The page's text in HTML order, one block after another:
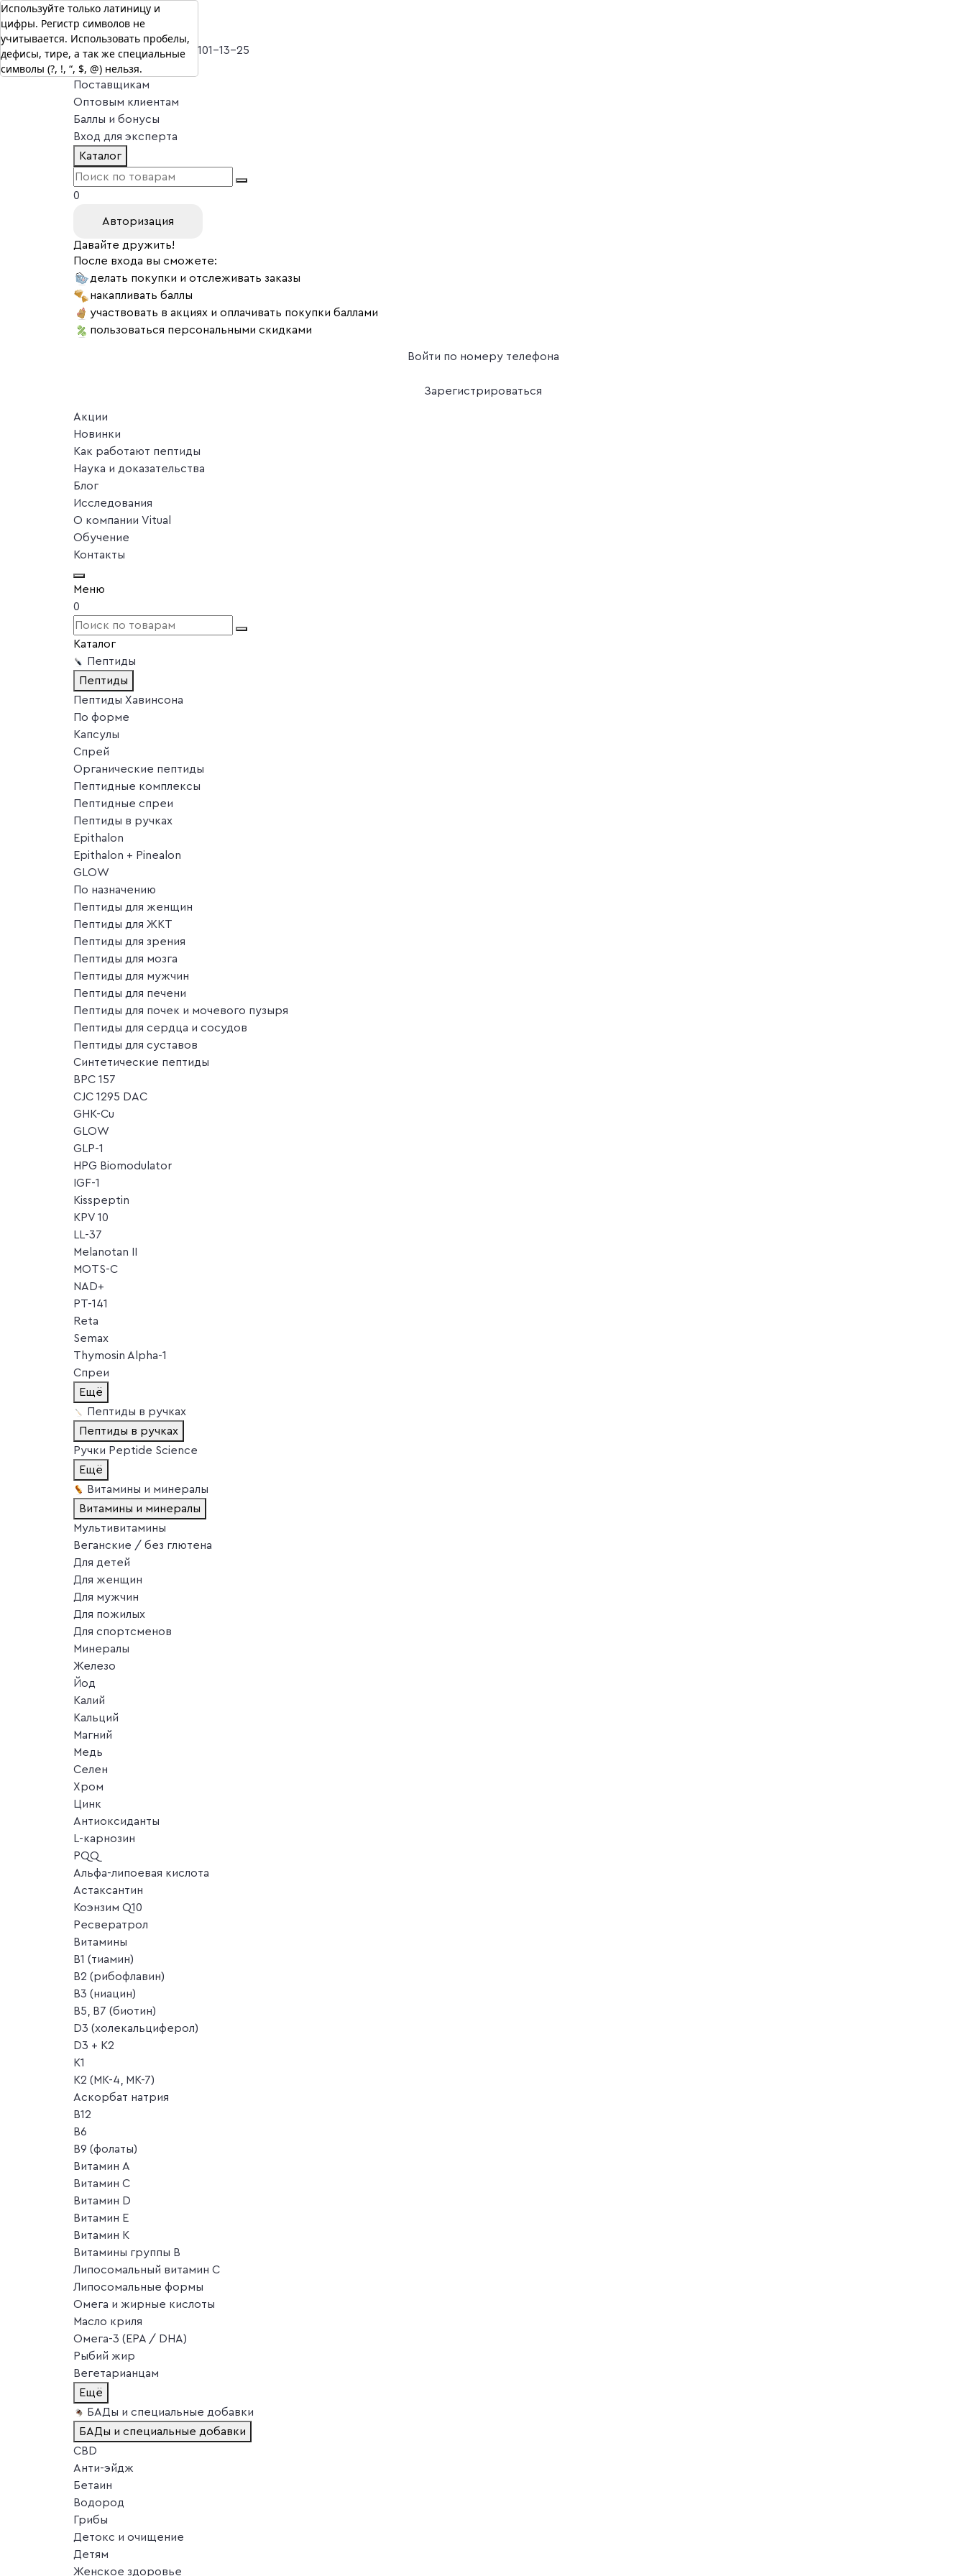
г. Москва
Vitual Peptide+7 (800) 101-13-25
Специалистам
Поставщикам
Оптовым клиентам
Баллы и бонусы
Вход для эксперта
Каталог
0
Авторизация
Давайте дружить!
После входа вы сможете:
делать покупки и отслеживать заказы
накапливать баллы
участвовать в акциях и оплачивать покупки баллами
пользоваться персональными скидками
Войти по номеру телефона
Зарегистрироваться
Акции
Новинки
Как работают пептиды
Наука и доказательства
Блог
Исследования
О компании Vitual
Обучение
Контакты
Меню
0
Каталог
Пептиды
Пептиды
Пептиды Хавинсона
По форме
Капсулы
Спрей
Органические пептиды
Пептидные комплексы
Пептидные спреи
Пептиды в ручках
Epithalon
Epithalon + Pinealon
GLOW
По назначению
Пептиды для женщин
Пептиды для ЖКТ
Пептиды для зрения
Пептиды для мозга
Пептиды для мужчин
Пептиды для печени
Пептиды для почек и мочевого пузыря
Пептиды для сердца и сосудов
Пептиды для суставов
Синтетические пептиды
BPC 157
CJC 1295 DAC
GHK-Cu
GLOW
GLP-1
HPG Biomodulator
IGF-1
Kisspeptin
KPV 10
LL-37
Melanotan II
MOTS-C
NAD+
PT-141
Reta
Semax
Thymosin Alpha-1
Спреи
Ещё
Пептиды в ручках
Пептиды в ручках
Ручки Peptide Science
Ещё
Витамины и минералы
Витамины и минералы
Мультивитамины
Веганские / без глютена
Для детей
Для женщин
Для мужчин
Для пожилых
Для спортсменов
Минералы
Железо
Йод
Калий
Кальций
Магний
Медь
Селен
Хром
Цинк
Антиоксиданты
L-карнозин
PQQ
Альфа-липоевая кислота
Астаксантин
Коэнзим Q10
Ресвератрол
Витамины
B1 (тиамин)
B2 (рибофлавин)
B3 (ниацин)
B5, B7 (биотин)
D3 (холекальциферол)
D3 + K2
K1
K2 (MK-4, MK-7)
Аскорбат натрия
В12
В6
В9 (фолаты)
Витамин A
Витамин C
Витамин D
Витамин E
Витамин K
Витамины группы B
Липосомальный витамин C
Липосомальные формы
Омега и жирные кислоты
Масло криля
Омега-3 (EPA / DHA)
Рыбий жир
Вегетарианцам
Ещё
БАДы и специальные добавки
БАДы и специальные добавки
CBD
Анти-эйдж
Бетаин
Водород
Грибы
Детокс и очищение
Детям
Женское здоровье
Используйте только латиницу и
цифры. Регистр символов не
учитывается. Использовать пробелы,
дефисы, тире, а так же специальные
символы (?, !, “, $, @) нельзя.